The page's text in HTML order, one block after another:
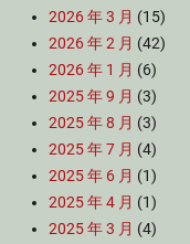
2026 年 3 月 (15)
2026 年 2 月 (42)
2026 年 1 月 (6)
2025 年 9 月 (3)
2025 年 8 月 (3)
2025 年 7 月 (4)
2025 年 6 月 (1)
2025 年 4 月 (1)
2025 年 3 月 (4)